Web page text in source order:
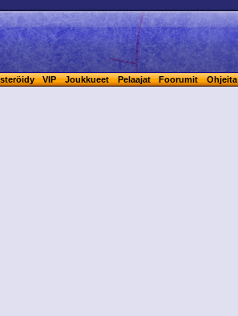
VIP Joukkueet Pelaajat Foorumit Ohjeita